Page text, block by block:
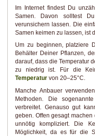
Im Internet findest Du
Samen. Davon solltest
verunsichern lassen. Die
Samen keimen zu lassen, ist
Um zu beginnen, platziere
Behälter Deiner Pflanzen,
darauf, dass die Temperatur
zu niedrig ist. Für die
Temperatur von 20–25°C.
Manche Anbauer
Methoden. Die
verbreitet. Genauso gut
geben. Offen gesagt
unnötig kompliziert. Die
Möglichkeit, da es für die